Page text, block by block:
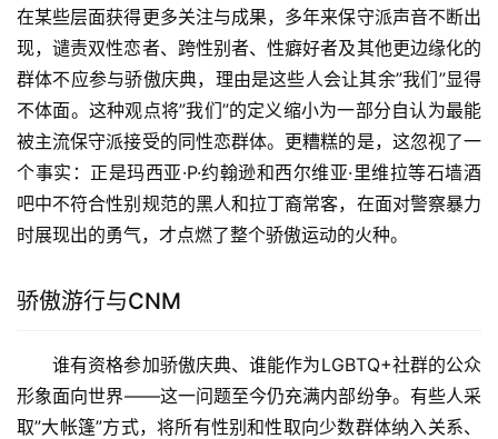
在某些层面获得更多关注与成果，多年来保守派声音不断出
现，谴责双性恋者、跨性别者、性癖好者及其他更边缘化的
群体不应参与骄傲庆典，理由是这些人会让其余”我们”显得
不体面。这种观点将”我们”的定义缩小为一部分自认为最能
被主流保守派接受的同性恋群体。更糟糕的是，这忽视了一
个事实：正是玛西亚·P·约翰逊和西尔维亚·里维拉等石墙酒
吧中不符合性别规范的黑人和拉丁裔常客，在面对警察暴力
时展现出的勇气，才点燃了整个骄傲运动的火种。
骄傲游行与CNM
谁有资格参加骄傲庆典、谁能作为LGBTQ+社群的公众
形象面向世界——这一问题至今仍充满内部纷争。有些人采
取”大帐篷”方式，将所有性别和性取向少数群体纳入关系、